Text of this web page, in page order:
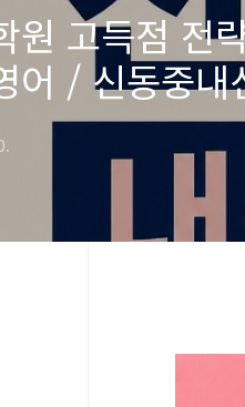
원 고득점 전
어 / 신동중